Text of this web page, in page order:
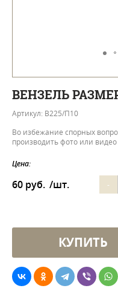
ВЕНЗЕЛЬ
Артикул: В225/П10
Во избежание спорных
производить фото или
Цена:
60 руб. /шт. -